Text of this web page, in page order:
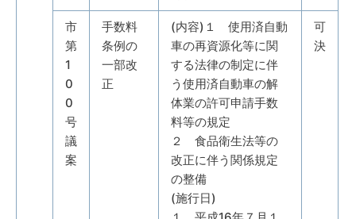
市
第
1
0
0
号
議
案
手数料
条例の
一部改
正
(内容)１ 使用済自動
車の再資源化等に関
する法律の制定に伴
う使用済自動車の解
体業の許可申請手数
料等の規定
２ 食品衛生法等の
改正に伴う関係規定
の整備
(施行日)
可
決